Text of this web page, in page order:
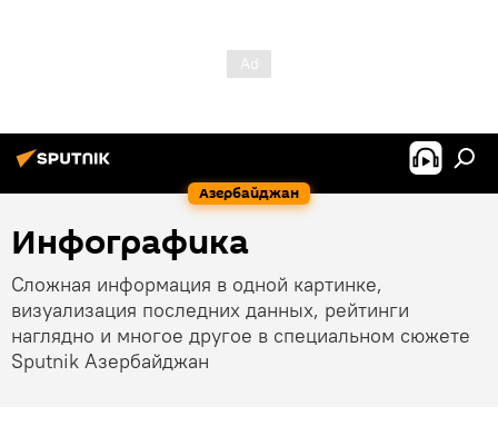
Азербайджан
Инфографика
Сложная информация в одной картинке,
визуализация последних данных, рейтинги
наглядно и многое другое в специальном сюжете
Sputnik Азербайджан